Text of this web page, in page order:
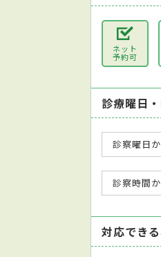
ネット
予約可
診療曜日
診察曜日
診察時間
対応でき